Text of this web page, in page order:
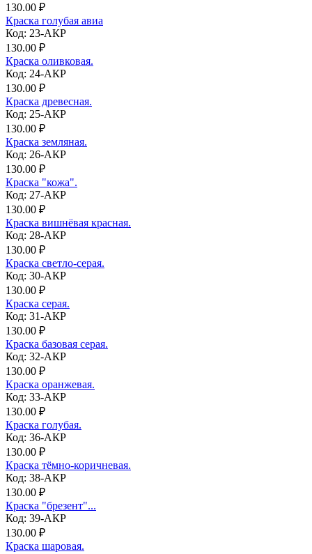
130.00 ₽
Краска голубая авиа
Код: 23-АКР
130.00 ₽
Краска оливковая.
Код: 24-АКР
130.00 ₽
Краска древесная.
Код: 25-АКР
130.00 ₽
Краска земляная.
Код: 26-АКР
130.00 ₽
Краска "кожа".
Код: 27-АКР
130.00 ₽
Краска вишнёвая красная.
Код: 28-АКР
130.00 ₽
Краска светло-серая.
Код: 30-АКР
130.00 ₽
Краска серая.
Код: 31-АКР
130.00 ₽
Краска базовая серая.
Код: 32-АКР
130.00 ₽
Краска оранжевая.
Код: 33-АКР
130.00 ₽
Краска голубая.
Код: 36-АКР
130.00 ₽
Краска тёмно-коричневая.
Код: 38-АКР
130.00 ₽
Краска "брезент"...
Код: 39-АКР
130.00 ₽
Краска шаровая.